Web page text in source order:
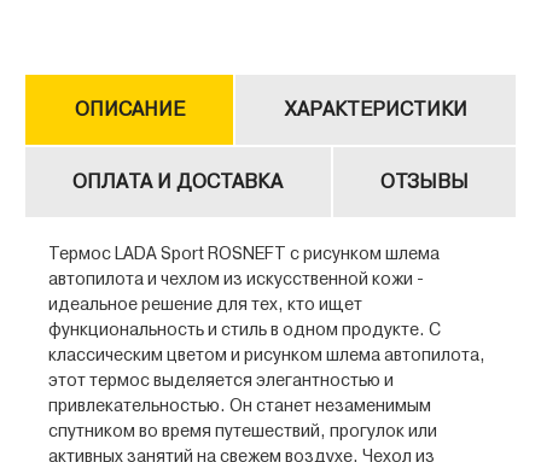
ОПИСАНИЕ ХАРАКТЕРИСТИКИ
ОПЛАТА И ДОСТАВКА ОТЗЫВЫ
Термос LADA Sport ROSNEFT с рисунком шлема
автопилота и чехлом из искусственной кожи -
идеальное решение для тех, кто ищет
функциональность и стиль в одном продукте. С
классическим цветом и рисунком шлема автопилота,
этот термос выделяется элегантностью и
привлекательностью. Он станет незаменимым
спутником во время путешествий, прогулок или
активных занятий на свежем воздухе. Чехол из